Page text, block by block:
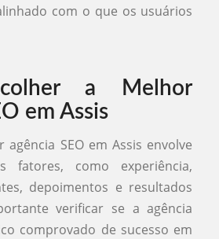
com o que os usuários
a Melhor
em Assis
agência SEO em Assis envolve
fatores, como experiência,
depoimentos e resultados
verificar se a agência
comprovado de sucesso em